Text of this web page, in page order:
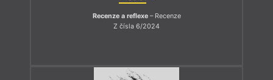
Recenze a reflexe– Recenze
Z čísla 6/2024